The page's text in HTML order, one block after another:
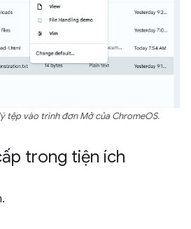
tệp vào trình đơn Mở của ChromeOS.
trong tiện ích